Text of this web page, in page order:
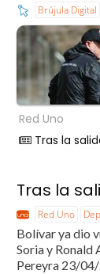
Brújula Digital
Red Uno
Tras la
Tras la
Red Uno
Bolívar ya dio
Soria y Ronald
Pereyra 23/